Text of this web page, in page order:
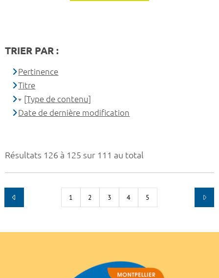
Résultats 126 à 125 sur 111 au total
1 2 3 4 5
TRIER PAR :
Pertinence
Titre
[Type de contenu]
Date de dernière modification